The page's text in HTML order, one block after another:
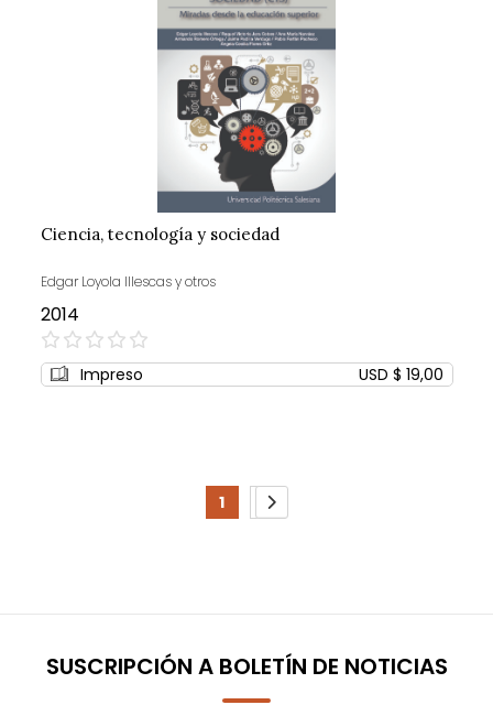
Ciencia, tecnología y sociedad
Edgar Loyola Illescas y otros
2014
0%
Impreso USD $ 19,00
Page
You're
page
1
Page
2
Page
Siguiente
SUSCRIPCIÓN A BOLETÍN DE NOTICIAS